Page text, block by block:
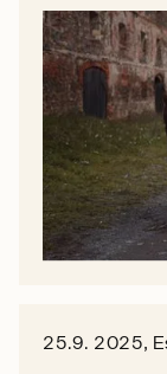
25.9. 2025,